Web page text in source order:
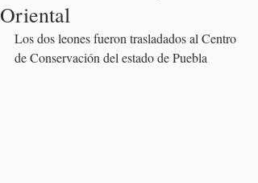
Oriental
Los dos leones fueron trasladados al Centro
de Conservación del estado de Puebla